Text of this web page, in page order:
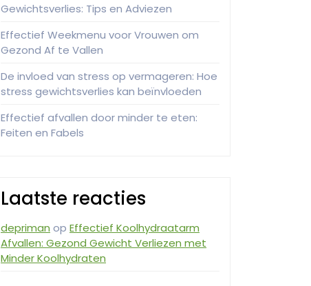
Gewichtsverlies: Tips en Adviezen
Effectief Weekmenu voor Vrouwen om
Gezond Af te Vallen
De invloed van stress op vermageren: Hoe
stress gewichtsverlies kan beïnvloeden
Effectief afvallen door minder te eten:
Feiten en Fabels
Laatste reacties
depriman op Effectief Koolhydraatarm
Afvallen: Gezond Gewicht Verliezen met
Minder Koolhydraten